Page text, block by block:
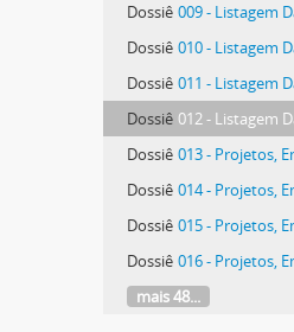
Dossiê 009 - Listagem
Dossiê 010 - Listagem
Dossiê 011 - Listagem
Dossiê 012 - Listagem
Dossiê 013 - Projetos,
Dossiê 014 - Projetos,
Dossiê 015 - Projetos,
Dossiê 016 - Projetos,
mais 48...